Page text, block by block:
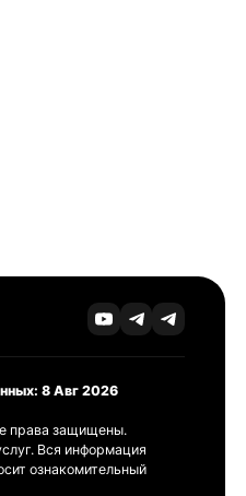
8 Авг 2026
права защищены.
Вся информация
ознакомительный